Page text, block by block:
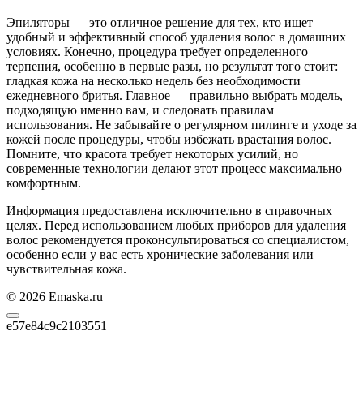
Эпиляторы — это отличное решение для тех, кто ищет
удобный и эффективный способ удаления волос в домашних
условиях. Конечно, процедура требует определенного
терпения, особенно в первые разы, но результат того стоит:
гладкая кожа на несколько недель без необходимости
ежедневного бритья. Главное — правильно выбрать модель,
подходящую именно вам, и следовать правилам
использования. Не забывайте о регулярном пилинге и уходе за
кожей после процедуры, чтобы избежать врастания волос.
Помните, что красота требует некоторых усилий, но
современные технологии делают этот процесс максимально
комфортным.
Информация предоставлена исключительно в справочных
целях. Перед использованием любых приборов для удаления
волос рекомендуется проконсультироваться со специалистом,
особенно если у вас есть хронические заболевания или
чувствительная кожа.
© 2026 Emaska.ru
e57e84c9c2103551